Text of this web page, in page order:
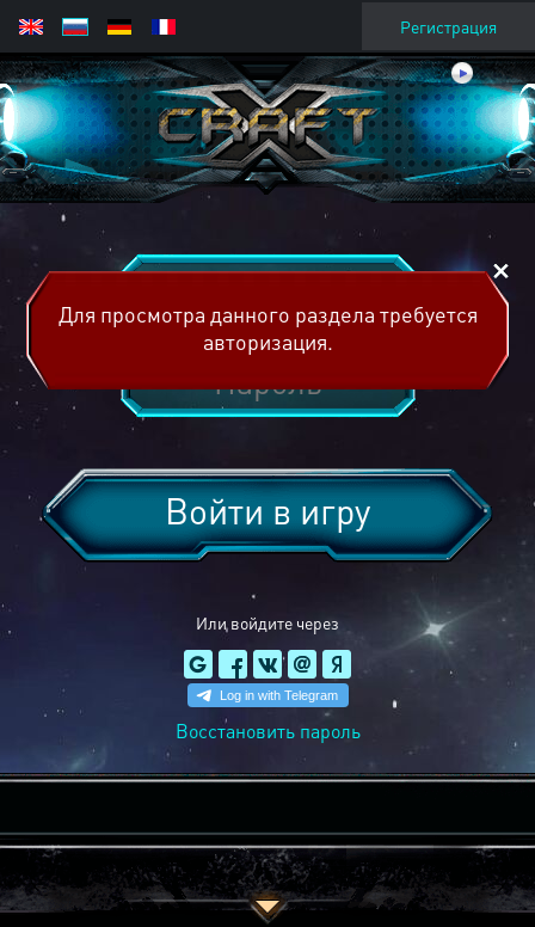
Регистрация
Или войдите через
Войти в игру
Восстановить пароль
Для просмотра данного раздела требуется
авторизация.